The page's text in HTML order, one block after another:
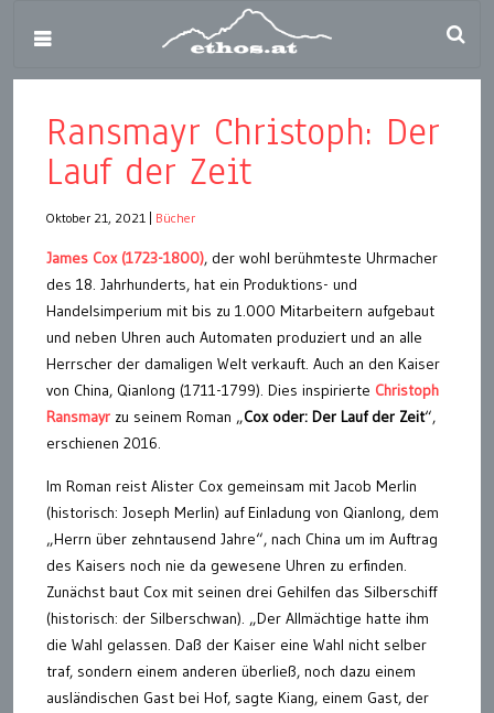
Ransmayr Christoph: Der
Lauf der Zeit
Oktober 21, 2021 Bücher
James Cox (1723-1800), der wohl berühmteste Uhrmacher
des 18. Jahrhunderts, hat ein Produktions- und
Handelsimperium mit bis zu 1.000 Mitarbeitern aufgebaut
und neben Uhren auch Automaten produziert und an alle
Herrscher der damaligen Welt verkauft. Auch an den Kaiser
von China, Qianlong (1711-1799). Dies inspirierte Christoph
Ransmayr zu seinem Roman „Cox oder: Der Lauf der Zeit“,
erschienen 2016.
Im Roman reist Alister Cox gemeinsam mit Jacob Merlin
(historisch: Joseph Merlin) auf Einladung von Qianlong, dem
„Herrn über zehntausend Jahre“, nach China um im Auftrag
des Kaisers noch nie da gewesene Uhren zu erfinden.
Zunächst baut Cox mit seinen drei Gehilfen das Silberschiff
(historisch: der Silberschwan). „Der Allmächtige hatte ihm
die Wahl gelassen. Daß der Kaiser eine Wahl nicht selber
traf, sondern einem anderen überließ, noch dazu einem
ausländischen Gast bei Hof, sagte Kiang, einem Gast, der